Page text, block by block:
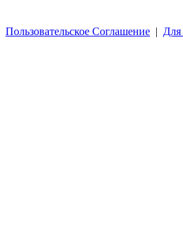
Пользовательское Соглашение | Для